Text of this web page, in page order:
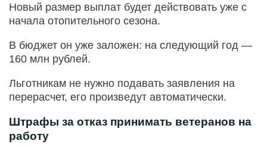
Новый размер выплат будет действовать уже с
начала отопительного сезона.
В бюджет он уже заложен: на следующий год —
160 млн рублей.
Льготникам не нужно подавать заявления на
перерасчет, его произведут автоматически.
Штрафы за отказ принимать ветеранов на
работу